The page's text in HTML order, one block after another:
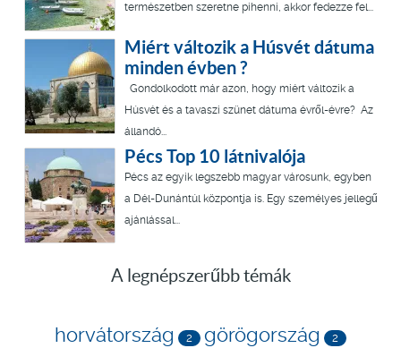
természetben szeretne pihenni, akkor fedezze fel...
Miért változik a Húsvét dátuma
minden évben ?
Gondolkodott már azon, hogy miért változik a
Húsvét és a tavaszi szünet dátuma évről-évre? Az
állandó...
Pécs Top 10 látnivalója
Pécs az egyik legszebb magyar városunk, egyben
a Dél-Dunántúl központja is. Egy személyes jellegű
ajánlással...
A legnépszerűbb témák
horvátország 2 görögország 2